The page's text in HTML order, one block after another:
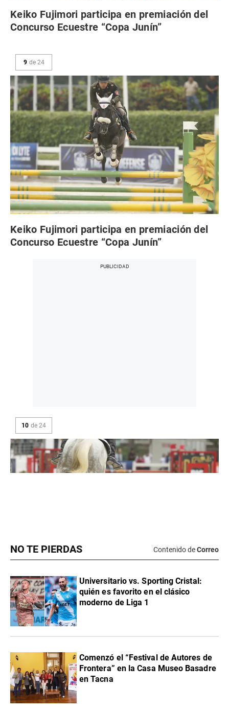
NO TE PIERDAS Contenido deCorreo
Universitario vs. Sporting Cristal:
quién es favorito en el clásico
moderno de Liga 1
Comenzó el “Festival de Autores de
Frontera” en la Casa Museo Basadre
en Tacna